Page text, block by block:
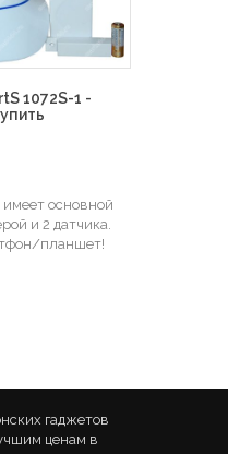
1072S-1 -
имеет основной
и 2 датчика.
планшет!
гаджетов
ценам в